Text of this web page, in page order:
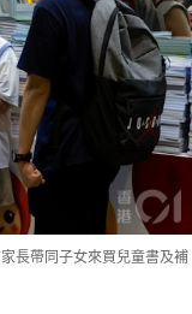
長帶同子女來買兒童書及補